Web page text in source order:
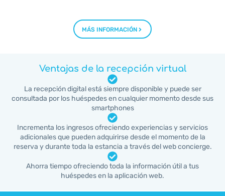
MÁS INFORMACIÓN
Ventajas de la recepción virtual
La recepción digital está siempre disponible y puede ser
consultada por los huéspedes en cualquier momento desde sus
smartphones
Incrementa los ingresos ofreciendo experiencias y servicios
adicionales que pueden adquirirse desde el momento de la
reserva y durante toda la estancia a través del web concierge.
Ahorra tiempo ofreciendo toda la información útil a tus
huéspedes en la aplicación web.